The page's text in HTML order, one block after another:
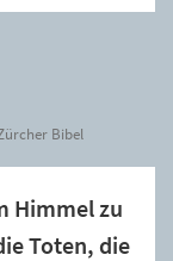
Bibel
Himmel zu
Toten, die